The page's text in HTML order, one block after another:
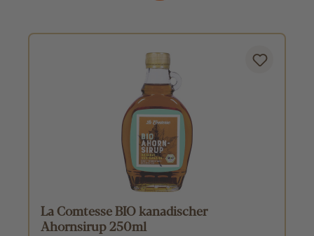
La Comtesse BIO kanadischer
Ahornsirup 250ml